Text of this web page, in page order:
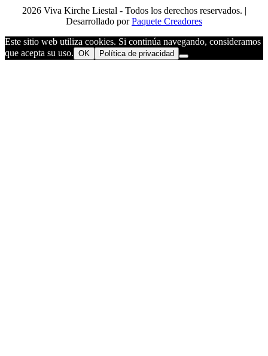
2026 Viva Kirche Liestal - Todos los derechos reservados. |
Desarrollado porPaquete Creadores
Este sitio web utiliza cookies. Si continúa navegando, consideramos
que acepta su uso. OK Política de privacidad